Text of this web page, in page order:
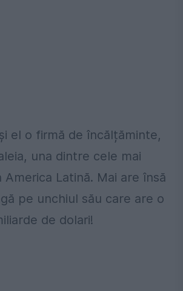
el o firmă de încălțăminte,
una dintre cele mai
Latină. Mai are însă
pe unchiul său care are o
de dolari!